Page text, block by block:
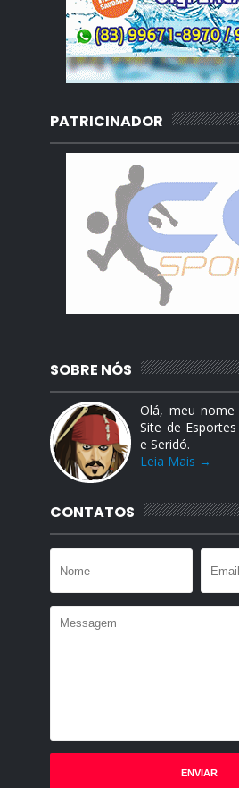
PATRICINADOR
SOBRE NÓS
Olá, meu nome
Site de
e Seridó.
Leia Mais →
CONTATOS